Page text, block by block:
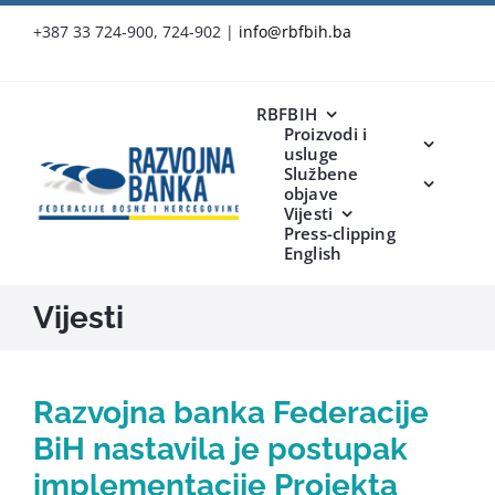
+387 33 724-900, 724-902 | info@rbfbih.ba
RBFBIH
Proizvodi i
usluge
Službene
objave
Vijesti
Press-clipping
English
Vijesti
Razvojna banka Federacije
BiH nastavila je postupak
implementacije Projekta